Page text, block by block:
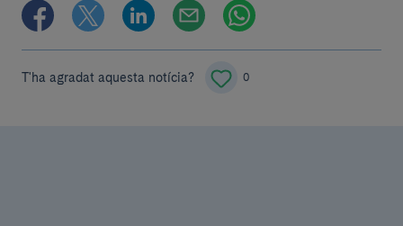
T'ha agradat aquesta notícia? 0